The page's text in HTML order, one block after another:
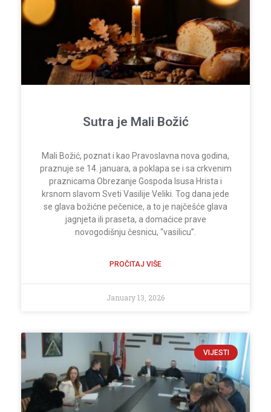
Sutra je Mali Božić
Mali Božić, poznat i kao Pravoslavna nova godina,
praznuje se 14. januara, a poklapa se i sa crkvenim
praznicama Obrezanje Gospoda Isusa Hrista i
krsnom slavom Sveti Vasilije Veliki. Tog dana jede
se glava božićne pečenice, a to je najčešće glava
jagnjeta ili praseta, a domaćice prave
novogodišnju česnicu, “vasilicu”.
PROČITAJ VIŠE
January 13, 2026
VIJESTI